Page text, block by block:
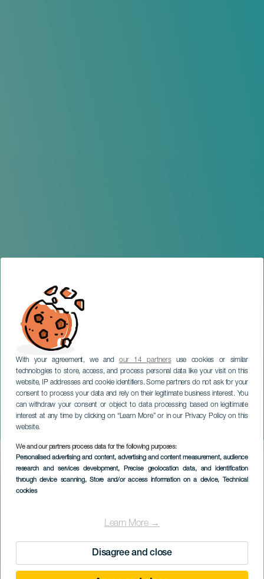
With your agreement, we andour 14 partnersuse cookies or similar
technologies to store, access, and process personal data like your visit on this
website, IP addresses and cookie identifiers. Some partners do not ask for your
consent to process your data and rely on their legitimate business interest. You
can withdraw your consent or object to data processing based on legitimate
interest at any time by clicking on “Learn More” or in our Privacy Policy on this
website.
We and our partners process data for the following purposes:
Personalised advertising and content, advertising and content measurement, audience
research and services development, Precise geolocation data, and identification
through device scanning, Store and/or access information on a device, Technical
cookies
Learn More →
Disagree and close
Antonia San Juan: La ropa
vieja de Cuca
TENERIFE
Imagen
Listado